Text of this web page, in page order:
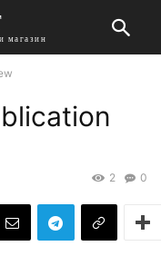
магазин
0
2